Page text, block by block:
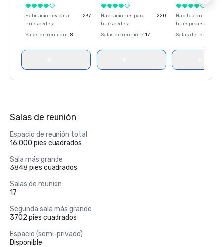
Habitaciones para
huéspedes:
237
Salas de reunión: 8
Habitaciones para
huéspedes:
220
Salas de reunión: 17
Habitaciones para
huéspedes
Salas de reunión
Salas de reunión
Espacio de reunión total
16.000 pies cuadrados
Sala más grande
3848 pies cuadrados
Salas de reunión
17
Segunda sala más grande
3702 pies cuadrados
Espacio (semi-privado)
Disponible